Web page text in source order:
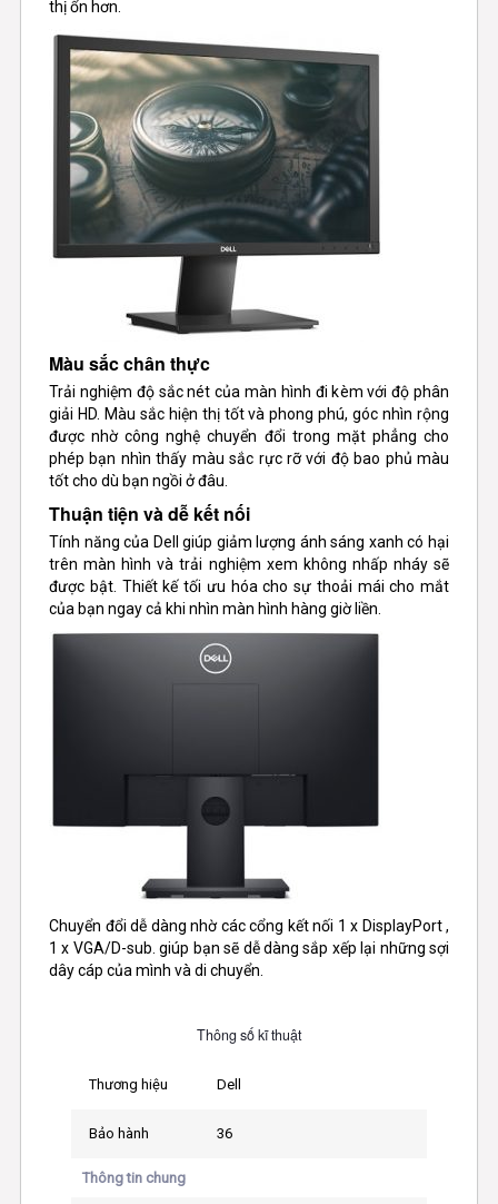
thị ổn hơn.
Màu sắc chân thực
Trải nghiệm độ sắc nét của màn hình đi kèm với độ phân
giải HD. Màu sắc hiện thị tốt và phong phú, góc nhìn rộng
được nhờ công nghệ chuyển đổi trong mặt phẳng cho
phép bạn nhìn thấy màu sắc rực rỡ với độ bao phủ màu
tốt cho dù bạn ngồi ở đâu.
Thuận tiện và dễ kết nối
Tính năng của Dell giúp giảm lượng ánh sáng xanh có hại
trên màn hình và trải nghiệm xem không nhấp nháy sẽ
được bật. Thiết kế tối ưu hóa cho sự thoải mái cho mắt
của bạn ngay cả khi nhìn màn hình hàng giờ liền.
Chuyển đổi dễ dàng nhờ các cổng kết nối 1 x DisplayPort ,
1 x VGA/D-sub. giúp bạn sẽ dễ dàng sắp xếp lại những sợi
dây cáp của mình và di chuyển.
Thông số kĩ thuật
Thương hiệu Dell
Bảo hành 36
Thông tin chung